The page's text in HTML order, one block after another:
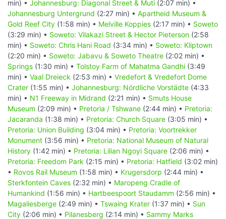
min) • Johannesburg: Diagonal Street & Muti (2:07 min) •
Johannesburg Untergrund (2:27 min) • Apartheid Museum &
Gold Reef City (1:58 min) • Melville Koppies (2:17 min) • Soweto
(3:29 min) • Soweto: Vilakazi Street & Hector Pieterson (2:58
min) • Soweto: Chris Hani Road (3:34 min) • Soweto: Kliptown
(2:20 min) • Soweto: Jabavu & Soweto Theatre (2:02 min) •
Springs (1:30 min) • Tolstoy Farm of Mahatma Gandhi (3:49
min) • Vaal Dreieck (2:53 min) • Vredefort & Vredefort Dome
Crater (1:55 min) • Johannesburg: Nördliche Vorstädte (4:33
min) • N1 Freeway in Midrand (2:21 min) • Smuts House
Museum (2:09 min) • Pretoria / Tshwane (2:44 min) • Pretoria:
Jacaranda (1:38 min) • Pretoria: Church Square (3:05 min) •
Pretoria: Union Building (3:04 min) • Pretoria: Voortrekker
Monument (3:56 min) • Pretoria: National Museum of Natural
History (1:42 min) • Pretoria: Lilian Ngoyi Square (2:06 min) •
Pretoria: Freedom Park (2:15 min) • Pretoria: Hatfield (3:02 min)
• Rovos Rail Museum (1:58 min) • Krugersdorp (2:44 min) •
Sterkfontein Caves (2:32 min) • Maropeng Cradle of
Humankind (1:56 min) • Hartbeespoort Staudamm (2:56 min) •
Magaliesberge (2:49 min) • Tswaing Krater (1:37 min) • Sun
City (2:06 min) • Pilanesberg (2:14 min) • Sammy Marks